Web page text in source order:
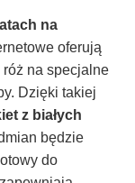
na
oferują
na specjalne
Dzięki takiej
z białych
będzie
do